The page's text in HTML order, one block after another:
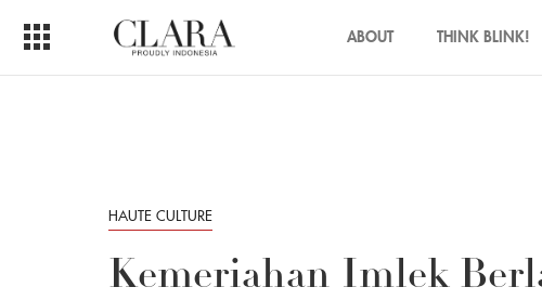
ABOUT THINK BLINK!
HAUTE CULTURE
Kemeriahan Imlek